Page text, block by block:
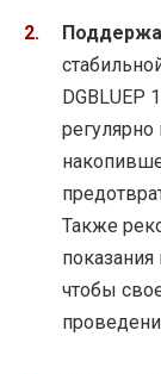
DGBLUEP
регулярно
Также
чтобы